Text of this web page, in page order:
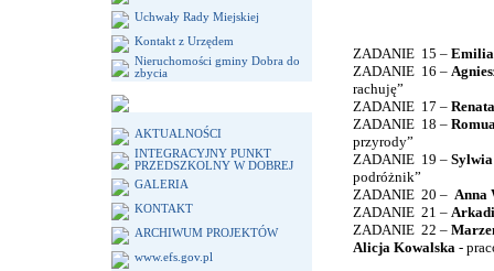
Uchwały Rady Miejskiej
Kontakt z Urzędem
Nieruchomości gminy Dobra do
zbycia
AKTUALNOŚCI
INTEGRACYJNY PUNKT
PRZEDSZKOLNY W DOBREJ
GALERIA
KONTAKT
ARCHIWUM PROJEKTÓW
www.efs.gov.pl
ZADANIE 15 –
ZADANIE 16 –
rachuję”
ZADANIE 17 –
ZADANIE 18 –
przyrody”
ZADANIE 19 –
podróżnik”
ZADANIE 20 – Anna
ZADANIE 21 –
ZADANIE 22 –
Alicja Kowalska -